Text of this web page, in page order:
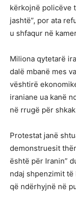
kërkojnë policëve
jashtë”, por ata
u shfaqur në
Miliona qytetarë
dalë mbanë mes
vështirë
iraniane ua kanë
në rrugë për
Protestat janë
demonstruesit
është për Iranin”
ndaj shpenzimit
që ndërhyjnë në